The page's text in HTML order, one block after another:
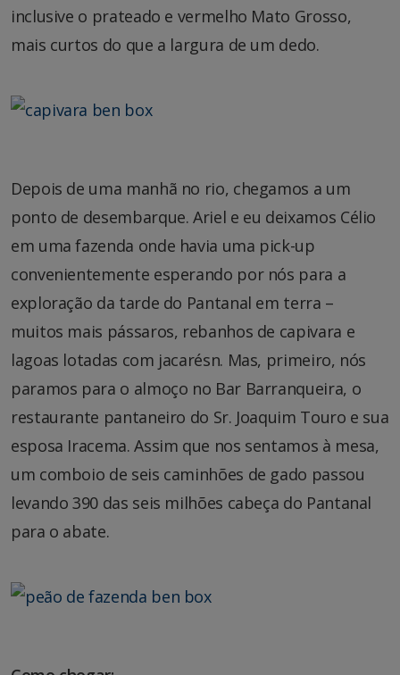
inclusive o prateado e vermelho Mato Grosso,
mais curtos do que a largura de um dedo.
Depois de uma manhã no rio, chegamos a um
ponto de desembarque. Ariel e eu deixamos Célio
em uma fazenda onde havia uma pick-up
convenientemente esperando por nós para a
exploração da tarde do Pantanal em terra –
muitos mais pássaros, rebanhos de capivara e
lagoas lotadas com jacarésn. Mas, primeiro, nós
paramos para o almoço no Bar Barranqueira, o
restaurante pantaneiro do Sr. Joaquim Touro e sua
esposa Iracema. Assim que nos sentamos à mesa,
um comboio de seis caminhões de gado passou
levando 390 das seis milhões cabeça do Pantanal
para o abate.